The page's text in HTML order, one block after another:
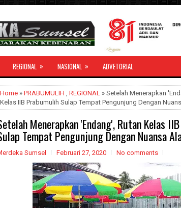
REGIONAL » NASIONAL » ADVETORIAL
Home » PRABUMULIH , REGIONAL » Setelah Menerapkan
Kelas IIB Prabumulih Sulap Tempat Pengunjung Dengan
Menerapkan 'Endang', Rutan Kelas
Tempat Pengunjung Dengan Nuansa
Sumsel Februari 27, 2020 No comments